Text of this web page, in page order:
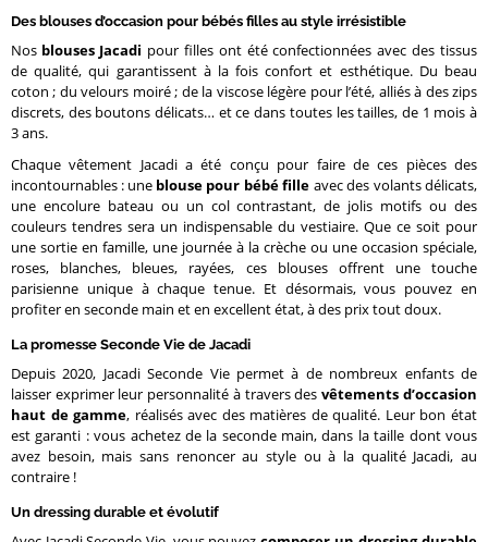
Des blouses d’occasion pour bébés filles au style irrésistible
Nos blouses Jacadi pour filles ont été confectionnées avec des tissus
de qualité, qui garantissent à la fois confort et esthétique. Du beau
coton ; du velours moiré ; de la viscose légère pour l’été, alliés à des zips
discrets, des boutons délicats… et ce dans toutes les tailles, de 1 mois à
3 ans.
Chaque vêtement Jacadi a été conçu pour faire de ces pièces des
incontournables : une blouse pour bébé fille avec des volants délicats,
une encolure bateau ou un col contrastant, de jolis motifs ou des
couleurs tendres sera un indispensable du vestiaire. Que ce soit pour
une sortie en famille, une journée à la crèche ou une occasion spéciale,
roses, blanches, bleues, rayées, ces blouses offrent une touche
parisienne unique à chaque tenue. Et désormais, vous pouvez en
profiter en seconde main et en excellent état, à des prix tout doux.
La promesse Seconde Vie de Jacadi
Depuis 2020, Jacadi Seconde Vie permet à de nombreux enfants de
laisser exprimer leur personnalité à travers des vêtements d’occasion
haut de gamme, réalisés avec des matières de qualité. Leur bon état
est garanti : vous achetez de la seconde main, dans la taille dont vous
avez besoin, mais sans renoncer au style ou à la qualité Jacadi, au
contraire !
Un dressing durable et évolutif